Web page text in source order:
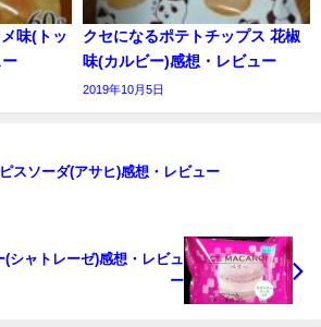
味(トッ
クセになるポテトチップス 花椒
味(カルビー)感想・レビュー
2019年10月5日
スソーダ(アサヒ)感想・レビュー
シャトレーゼ)感想・レビュ
ー